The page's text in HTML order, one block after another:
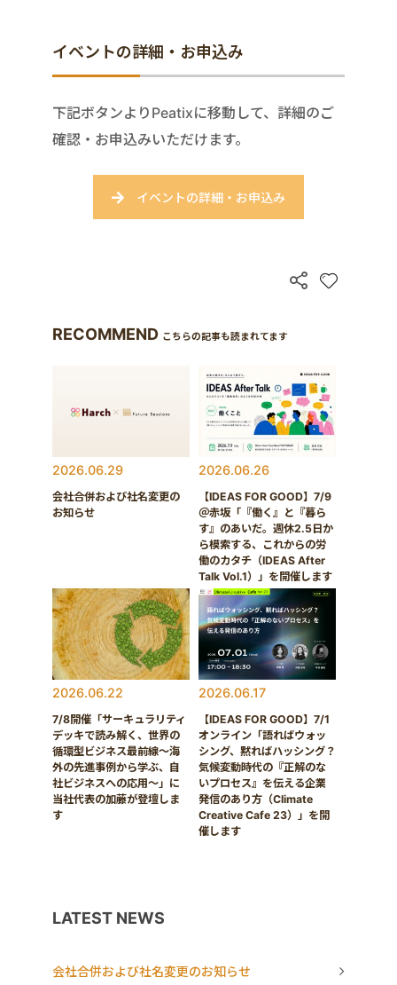
イベントの詳細・お申込み
下記ボタンよりPeatixに移動して、詳細のご
確認・お申込みいただけます。
イベントの詳細・お申込み
RECOMMEND こちらの記事も読まれてます
2026.06.29
会社合併および社名変更の
お知らせ
2026.06.26
【IDEAS FOR GOOD】7/9
＠赤坂「『働く』と『暮ら
す』のあいだ。週休2.5日か
ら模索する、これからの労
働のカタチ（IDEAS After
Talk Vol.1）」を開催します
2026.06.22
7/8開催「サーキュラリティ
デッキで読み解く、世界の
循環型ビジネス最前線〜海
外の先進事例から学ぶ、自
社ビジネスへの応用〜」に
当社代表の加藤が登壇しま
す
2026.06.17
【IDEAS FOR GOOD】7/1
オンライン「語ればウォッ
シング、黙ればハッシング？
気候変動時代の『正解のな
いプロセス』を伝える企業
発信のあり方（Climate
Creative Cafe 23）」を開
催します
LATEST NEWS
会社合併および社名変更のお知らせ